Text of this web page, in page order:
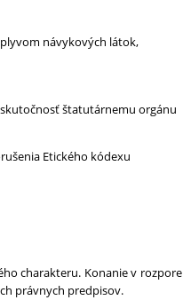
návykových látok,
štatutárnemu orgánu
Etického kódexu
charakteru. Konanie v rozpore
právnych predpisov.